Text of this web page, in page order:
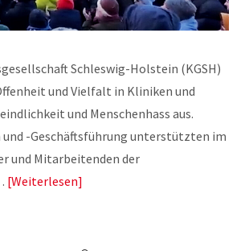
Schleswig-Holstein (KGSH)
und Vielfalt in Kliniken und
und Menschenhass aus.
und -Geschäftsführung unterstützten im
und Mitarbeitenden der
Weiterlesen